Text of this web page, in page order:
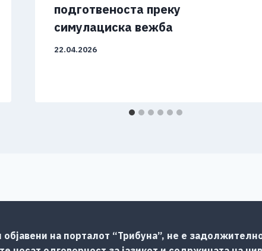
подготвеноста преку
симулациска вежба
22.04.2026
на порталот “Трибуна”, не е